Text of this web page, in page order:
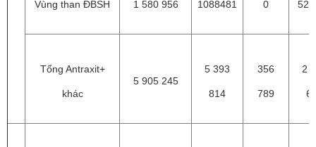
Vùng than ĐBSH 1 580 956 1088481 0
Tổng Antraxit+
khác
5 905 245
5 393
814
356
789
2